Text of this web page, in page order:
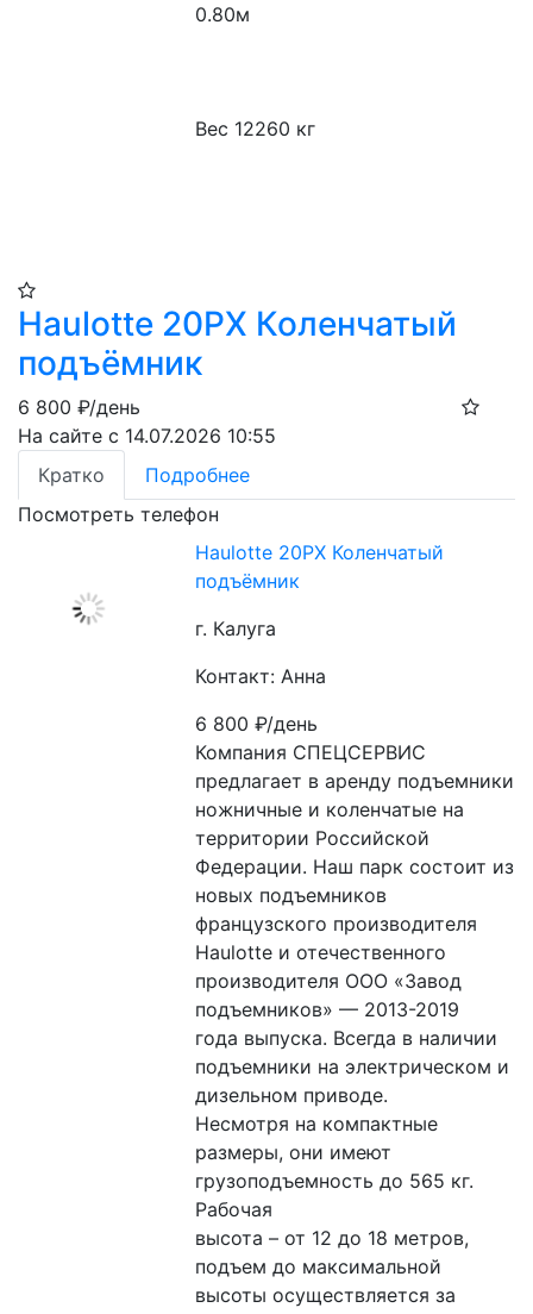
0.80м
Вес 12260 кг
Haulotte 20PX Коленчатый
подъёмник
6 800 ₽/день
На сайте с 14.07.2026 10:55
Кратко
Подробнее
Посмотреть телефон
Haulotte 20PX Коленчатый
подъёмник
г. Калуга
Контакт: Анна
6 800₽/день
Компания СПЕЦСЕРВИС
предлагает в аренду подъемники
ножничные и коленчатые на
территории Российской
Федерации. Наш парк состоит из
новых подъемников
французского производителя
Haulotte и отечественного
производителя ООО «Завод
подъемников» — 2013-2019
года выпуска. Всегда в наличии
подъемники на электрическом и
дизельном приводе.
Несмотря на компактные
размеры, они имеют
грузоподъемность до 565 кг.
Рабочая
высота – от 12 до 18 метров,
подъем до максимальной
высоты осуществляется за